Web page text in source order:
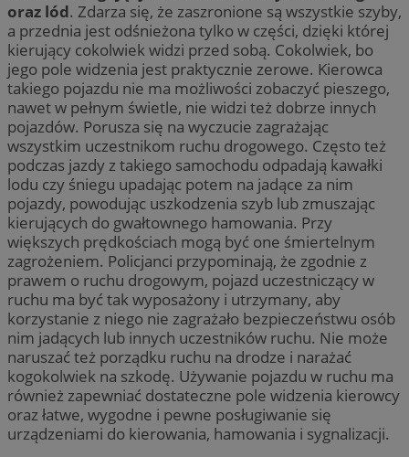
oraz lód. Zdarza się, że zaszronione są wszystkie szyby,
a przednia jest odśnieżona tylko w części, dzięki której
kierujący cokolwiek widzi przed sobą. Cokolwiek, bo
jego pole widzenia jest praktycznie zerowe. Kierowca
takiego pojazdu nie ma możliwości zobaczyć pieszego,
nawet w pełnym świetle, nie widzi też dobrze innych
pojazdów. Porusza się na wyczucie zagrażając
wszystkim uczestnikom ruchu drogowego. Często też
podczas jazdy z takiego samochodu odpadają kawałki
lodu czy śniegu upadając potem na jadące za nim
pojazdy, powodując uszkodzenia szyb lub zmuszając
kierujących do gwałtownego hamowania. Przy
większych prędkościach mogą być one śmiertelnym
zagrożeniem. Policjanci przypominają, że zgodnie z
prawem o ruchu drogowym, pojazd uczestniczący w
ruchu ma być tak wyposażony i utrzymany, aby
korzystanie z niego nie zagrażało bezpieczeństwu osób
nim jadących lub innych uczestników ruchu. Nie może
naruszać też porządku ruchu na drodze i narażać
kogokolwiek na szkodę. Używanie pojazdu w ruchu ma
również zapewniać dostateczne pole widzenia kierowcy
oraz łatwe, wygodne i pewne posługiwanie się
urządzeniami do kierowania, hamowania i sygnalizacji.